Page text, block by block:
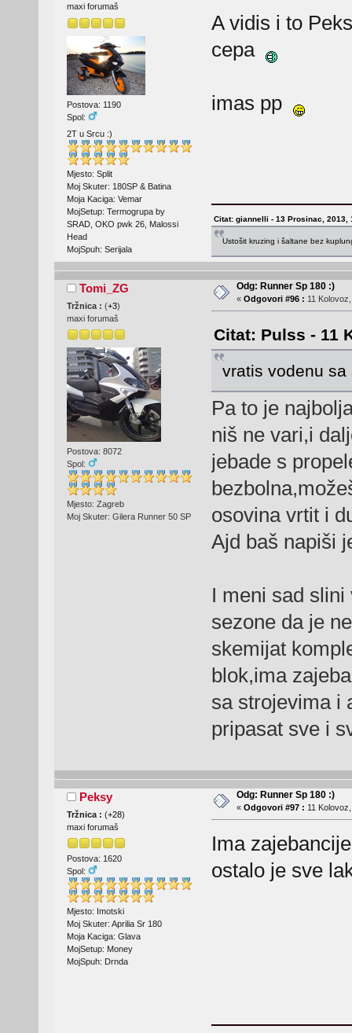
maxi forumaš
Postova: 1190
Spol:
2T u Srcu :)
Mjesto: Split
Moj Skuter: 180SP & Batina
Moja Kaciga: Vemar
MojSetup: Termogrupa by
SRAD, OKO pwk 26, Malossi
Head
MojSpuh: Serijala
A vidis i to
cepa
imas pp
Citat: giannelli - 13 Prosinac, 2013,
Ustošit kruzing i šaltane bez
Tomi_ZG
Tržnica : (+3)
maxi forumaš
Postova: 8072
Spol:
Mjesto: Zagreb
Moj Skuter: Gilera Runner 50 SP
Odg: Runner Sp 180 :)
« Odgovori #96 : 11
Citat: Pulss - 11
vratis vodenu
Pa to je
niš ne vari,i
jebade s
osovina vrtit i
Ajd baš napiši
I meni sad
sezone da je
skemijat
blok,ima
sa strojevima i
pripasat sve i
Peksy
Tržnica : (+28)
maxi forumaš
Postova: 1620
Spol:
Mjesto: Imotski
Moj Skuter: Aprilia Sr 180
Moja Kaciga: Glava
MojSetup: Money
MojSpuh: Drnda
Odg: Runner Sp 180 :)
« Odgovori #97 : 11
Ima
ostalo je sve